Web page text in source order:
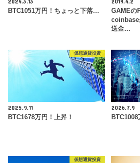
BTC1051万円！ちょっと下落…
GAMEの
coinbase
送金…
仮想通貨投資
2025.9.11
BTC1678万円！上昇！
2026.7.9
BTC1008
仮想通貨投資